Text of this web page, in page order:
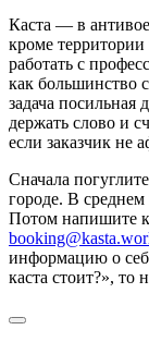
Каста — в
кроме
работать с
как большинство
задача посильная
держать слово и
если заказчик не
Сначала
городе. В
Потом напишите
информацию о
каста стоит?», то